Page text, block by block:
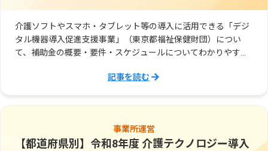
介護ソフトやスマホ・タブレット等の導入に活用できる「デジ
タル機器導入促進支援事業」（東京都福祉保健財団）につい
て、補助金の概要・要件・スケジュールについてわかりやすく
記事を読む
事業所運営
【都道府県別】令和8年度 介護テクノロジー導入